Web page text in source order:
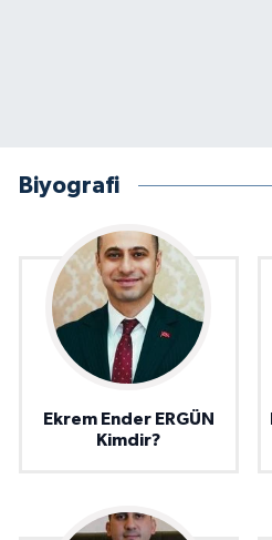
Biyografi
Ekrem Ender ERGÜN
Kimdir?